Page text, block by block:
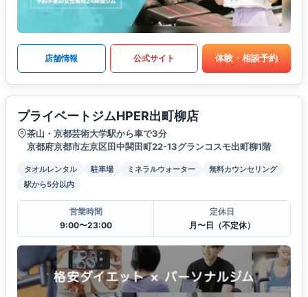
店舗情報 公式サイト 体験・相談予約
プライベートジムHPER出町柳店
茶山・京都芸術大学駅から車で3分
京都府京都市左京区田中関田町22-13グランコスモ出町柳1階
タオルレンタル 駐車場 ミネラルウォーター
無料カウンセリング
駅から5分以内
営業時間
9:00〜23:00
定休日
月〜日（不定休）